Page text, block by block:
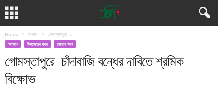
Home অপরাধ গোমস্তাপুরে ...
অপরাধ উপজেলার খবর জেলার খবর
গোমস্তাপুরে চাঁদাবাজি বন্ধের দাবিতে শ্রমিক
বিক্ষোভ